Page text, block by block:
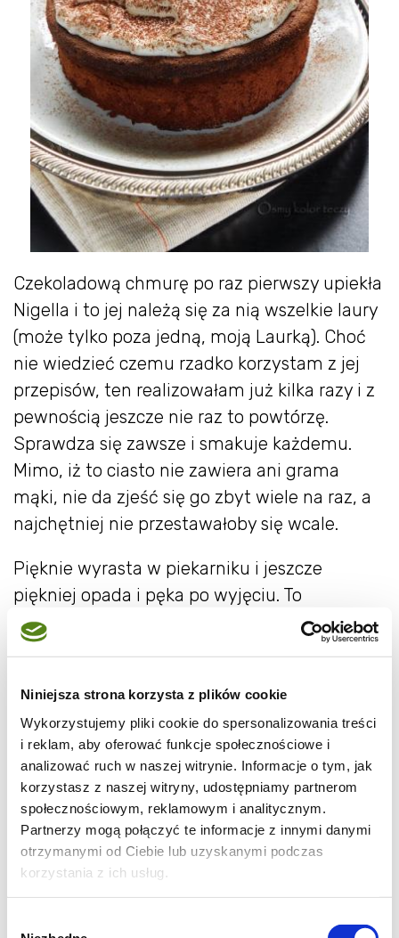
Niniejsza strona korzysta z plików cookie
Wykorzystujemy pliki cookie do spersonalizowania treści
i reklam, aby oferować funkcje społecznościowe i
analizować ruch w naszej witrynie. Informacje o tym, jak
korzystasz z naszej witryny, udostępniamy partnerom
społecznościowym, reklamowym i analitycznym.
Partnerzy mogą połączyć te informacje z innymi danymi
otrzymanymi od Ciebie lub uzyskanymi podczas
korzystania z ich usług.
Czekoladową chmurę po raz pierwszy upiekła
Nigella i to jej należą się za nią wszelkie laury
(może tylko poza jedną, moją Laurką). Choć
nie wiedzieć czemu rzadko korzystam z jej
przepisów, ten realizowałam już kilka razy i z
pewnością jeszcze nie raz to powtórzę.
Sprawdza się zawsze i smakuje każdemu.
Mimo, iż to ciasto nie zawiera ani grama
mąki, nie da zjeść się go zbyt wiele na raz, a
najchętniej nie przestawałoby się wcale.
Pięknie wyrasta w piekarniku i jeszcze
piękniej opada i pęka po wyjęciu. To
najsmaczniejsza kuchenna katastrofa pod
słońcem.
Swoją drogą ciekawe, czy ten brak mąki to
nie przypadek…